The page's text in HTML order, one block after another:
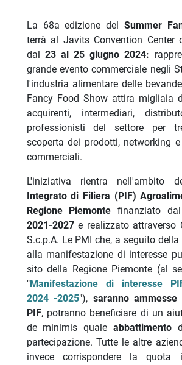
La 68a edizione delSummer
terrà al Javits Convention Center
dal 23 al 25 giugno 2024:
grande evento commerciale negli
l'industria alimentare delle
Fancy Food Show attira migliaia
acquirenti, intermediari,
professionisti del settore per
scoperta dei prodotti, networking
commerciali.
L'iniziativa rientra nell'ambito
Integrato di Filiera (PIF)
Regione Piemonte finanziato dal
2021-2027e realizzato attraverso
S.c.p.A. Le PMI che, a seguito
alla manifestazione di interesse
sito della Regione Piemonte (al
"Manifestazione di interesse
2024 -2025"), saranno
PIF, potranno beneficiare di un
de minimis quale abbattimento
partecipazione. Tutte le altre
invece corrispondere la quota